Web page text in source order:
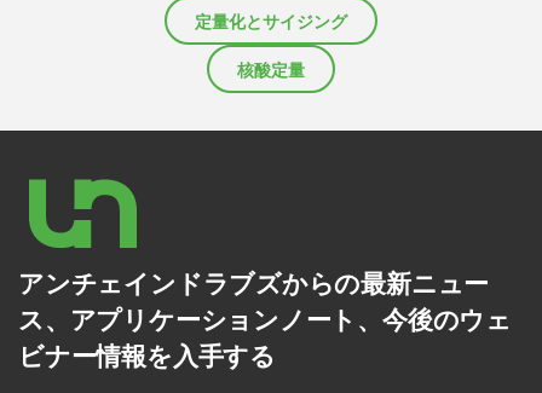
定量化とサイジング
核酸定量
アンチェインドラブズからの最新ニュー
ス、アプリケーションノート、今後のウェ
ビナー情報を入手する